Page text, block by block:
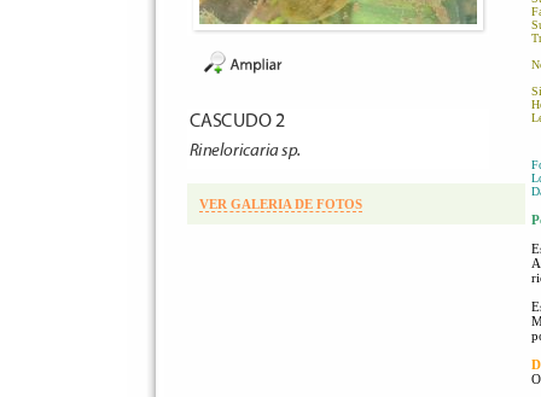
VER GALERIA DE FOTOS